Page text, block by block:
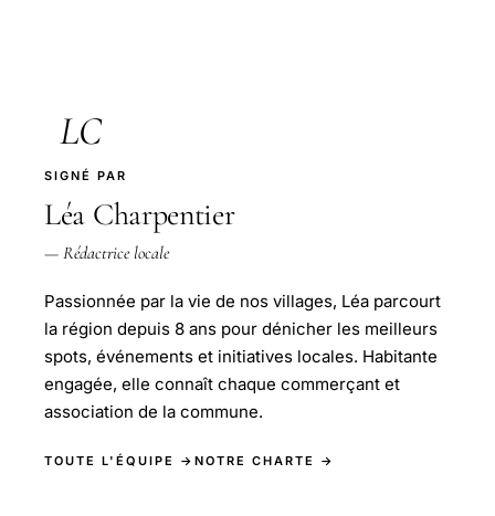
LC
SIGNÉ PAR
Léa Charpentier
— Rédactrice locale
Passionnée par la vie de nos villages, Léa parcourt
la région depuis 8 ans pour dénicher les meilleurs
spots, événements et initiatives locales. Habitante
engagée, elle connaît chaque commerçant et
association de la commune.
TOUTE L'ÉQUIPE → NOTRE CHARTE →